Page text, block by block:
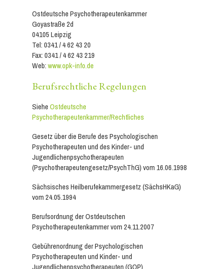
Ostdeutsche Psychotherapeutenkammer
Goyastraße 2d
04105 Leipzig
Tel: 0341 / 4 62 43 20
Fax: 0341 / 4 62 43 219
Web:www.opk-info.de
Berufsrechtliche Regelungen
SieheOstdeutsche
Psychotherapeutenkammer/Rechtliches
Gesetz über die Berufe des Psychologischen
Psychotherapeuten und des Kinder- und
Jugendlichenpsychotherapeuten
(Psychotherapeutengesetz/PsychThG) vom 16.06.1998
Sächsisches Heilberufekammergesetz (SächsHKaG)
vom 24.05.1994
Berufsordnung der Ostdeutschen
Psychotherapeutenkammer vom 24.11.2007
Gebührenordnung der Psychologischen
Psychotherapeuten und Kinder- und
Jugendlichenpsychotherapeuten (GOP)